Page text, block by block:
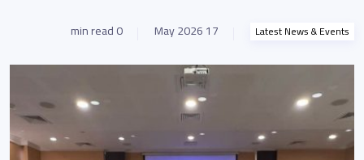
Latest News & Events
17 May 2026
0 min read